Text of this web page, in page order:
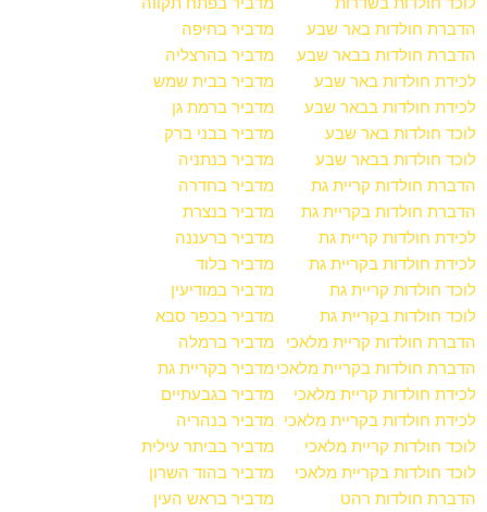
הדברת חולדות באר שבע
הדברת חולדות בבאר שבע
לכידת חולדות באר שבע
לכידת חולדות בבאר שבע
לוכד חולדות באר שבע
לוכד חולדות בבאר שבע
הדברת חולדות קריית גת
הדברת חולדות בקריית גת
לכידת חולדות קריית גת
לכידת חולדות בקריית גת
לוכד חולדות קריית גת
לוכד חולדות בקריית גת
הדברת חולדות קריית מלאכי
הדברת חולדות בקריית מלאכי
לכידת חולדות קריית מלאכי
לכידת חולדות בקריית מלאכי
לוכד חולדות קריית מלאכי
לוכד חולדות בקריית מלאכי
הדברת חולדות רהט
מדביר בחיפה
מדביר בהרצליה
מדביר בבית שמש
מדביר ברמת גן
מדביר בבני ברק
מדביר בנתניה
מדביר בחדרה
מדביר בנצרת
מדביר ברעננה
מדביר בלוד
מדביר במודיעין
מדביר בכפר סבא
מדביר ברמלה
מדביר בקריית גת
מדביר בגבעתיים
מדביר בנהריה
מדביר בביתר עילית
מדביר בהוד השרון
מדביר בראש העין